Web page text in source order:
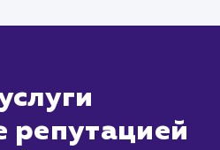
бизнесам
: Если
большого присутствия